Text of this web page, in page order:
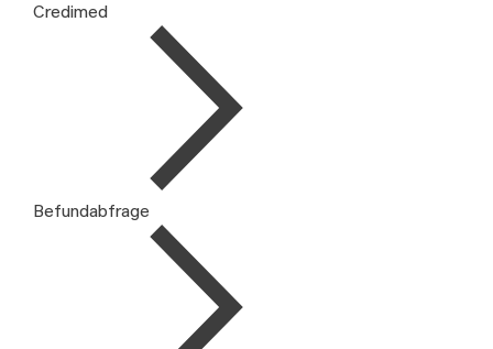
Credimed
Befundabfrage